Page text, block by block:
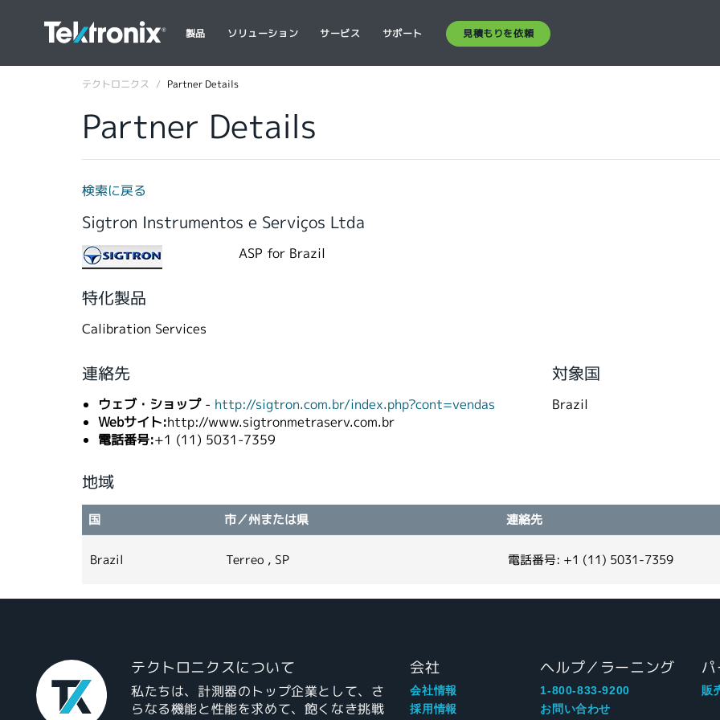
製品 ソリューション サービス サポート 見積もりを依頼
テクトロニクス Partner Details
Partner Details
検索に戻る
Sigtron Instrumentos e Serviços Ltda
ASP for Brazil
特化製品
Calibration Services
連絡先
ウェブ・ショップ- http://sigtron.com.br/index.php?cont=vendas
Webサイト:http://www.sigtronmetraserv.com.br
電話番号:+1 (11) 5031-7359
対象国
Brazil
地域
国 市／州または県 連絡先
Brazil Terreo , SP 電話番号: +1 (11) 5031-7359
テクトロニクスについて
私たちは、計測器のトップ企業として、さ
らなる機能と性能を求めて、飽くなき挑戦
会社
会社情報
採用情報
ヘルプ／ラーニング
1-800-833-9200
お問い合わせ
販